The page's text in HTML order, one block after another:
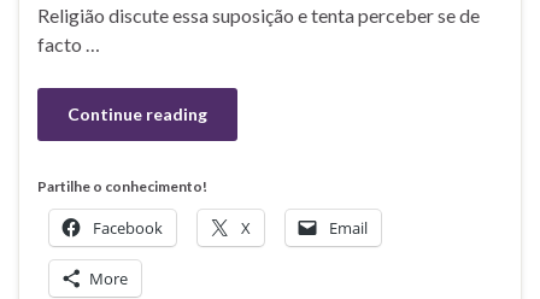
Religião discute essa suposição e tenta perceber se de
facto …
Continue reading
Partilhe o conhecimento!
Facebook X Email
More